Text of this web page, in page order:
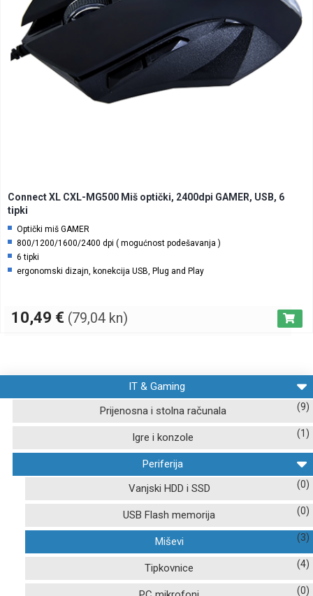
Connect XL CXL-MG500 Miš optički, 2400dpi GAMER, USB, 6
tipki
Optički miš GAMER
800/1200/1600/2400 dpi ( mogućnost podešavanja )
6 tipki
ergonomski dizajn, konekcija USB, Plug and Play
10,49 € (79,04 kn)
IT & Gaming
Prijenosna i stolna računala
(9)
Igre i konzole (1)
Periferija
Vanjski HDD i SSD
(0)
USB Flash memorija (0)
Miševi (3)
Tipkovnice (4)
(0)